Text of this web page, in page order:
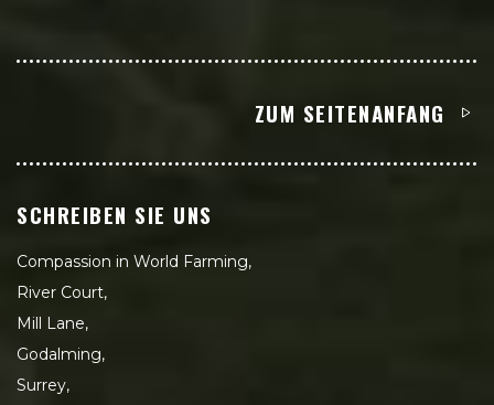
ZUM SEITENANFANG
SCHREIBEN SIE UNS
Compassion in World Farming,
River Court,
Mill Lane,
Godalming,
Surrey,